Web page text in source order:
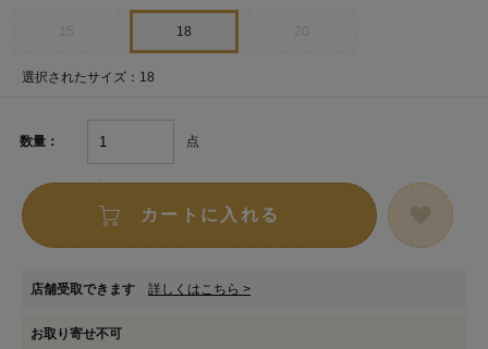
18
選択されたサイズ：18
数量： 点
カートに入れる
店舗受取できます 詳しくはこちら >
お取り寄せ不可